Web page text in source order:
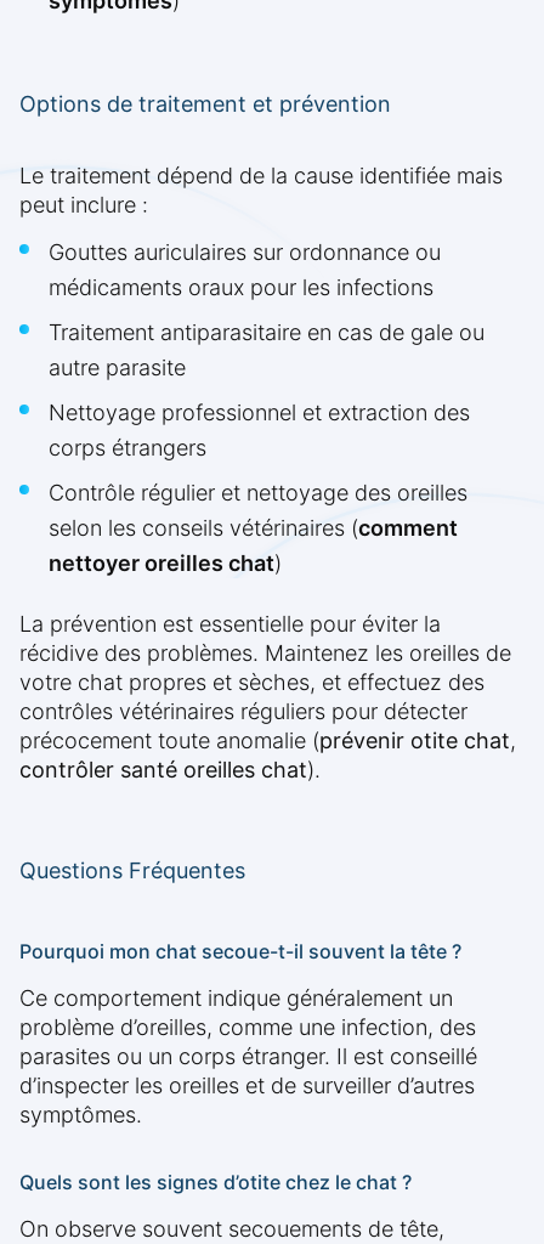
Options de traitement et prévention
Le traitement dépend de la cause identifiée mais
peut inclure :
Gouttes auriculaires sur ordonnance ou
médicaments oraux pour les infections
Traitement antiparasitaire en cas de gale ou
autre parasite
Nettoyage professionnel et extraction des
corps étrangers
Contrôle régulier et nettoyage des oreilles
selon les conseils vétérinaires (comment
nettoyer oreilles chat)
La prévention est essentielle pour éviter la
récidive des problèmes. Maintenez les oreilles de
votre chat propres et sèches, et effectuez des
contrôles vétérinaires réguliers pour détecter
précocement toute anomalie (prévenir otite chat,
contrôler santé oreilles chat).
Questions Fréquentes
Pourquoi mon chat secoue-t-il souvent la tête ?
Ce comportement indique généralement un
problème d’oreilles, comme une infection, des
parasites ou un corps étranger. Il est conseillé
d’inspecter les oreilles et de surveiller d’autres
symptômes.
Quels sont les signes d’otite chez le chat ?
On observe souvent secouements de tête,